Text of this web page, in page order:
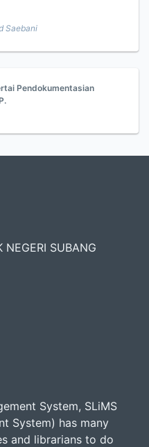
Saebani
Pendokumentasian
NEGERI SUBANG
System, SLiMS
System) has many
and librarians to do